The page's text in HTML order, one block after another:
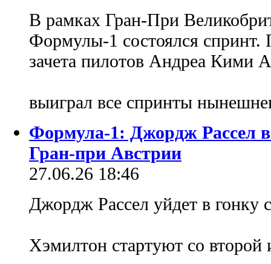
В рамках Гран-При
Формулы-1 состоялся
зачета пилотов Андреа Кими
выиграл все спринты
Формула-1: Джордж Рассел
Гран-при Австрии
27.06.26 18:46
Джордж Рассел уйдет в гонку
Хэмилтон стартуют со второй